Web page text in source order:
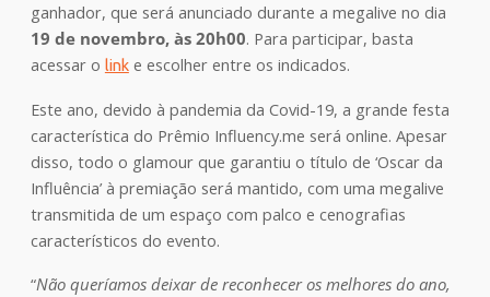
ganhador, que será anunciado durante a megalive no dia
19 de novembro, às 20h00. Para participar, basta
acessar o linke escolher entre os indicados.
Este ano, devido à pandemia da Covid-19, a grande festa
característica do Prêmio Influency.me será online. Apesar
disso, todo o glamour que garantiu o título de ‘Oscar da
Influência’ à premiação será mantido, com uma megalive
transmitida de um espaço com palco e cenografias
característicos do evento.
“Não queríamos deixar de reconhecer os melhores do ano,